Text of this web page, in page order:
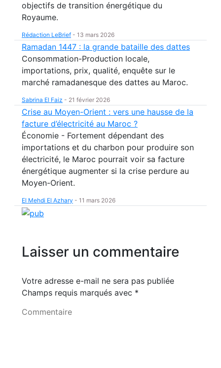
objectifs de transition énergétique du
Royaume.
Rédaction LeBrief - 13 mars 2026
Ramadan 1447 : la grande bataille des dattes
Consommation-Production locale,
importations, prix, qualité, enquête sur le
marché ramadanesque des dattes au Maroc.
Sabrina El Faiz - 21 février 2026
Crise au Moyen-Orient : vers une hausse de la
facture d’électricité au Maroc ?
Économie - Fortement dépendant des
importations et du charbon pour produire son
électricité, le Maroc pourrait voir sa facture
énergétique augmenter si la crise perdure au
Moyen-Orient.
El Mehdi El Azhary - 11 mars 2026
Laisser un commentaire
Votre adresse e-mail ne sera pas publiée
Champs requis marqués avec *
Commentaire